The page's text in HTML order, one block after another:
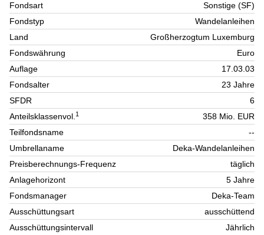
Fondsart
Sonstige (SF)
Fondstyp
Wandelanleihen
Land
Großherzogtum Luxemburg
Fondswährung
Euro
Auflage
17.03.03
Fondsalter
23 Jahre
SFDR
6
Anteilsklassenvol.1
358 Mio. EUR
Teilfondsname
--
Umbrellaname
Deka-Wandelanleihen
Preisberechnungs-Frequenz
täglich
Anlagehorizont
5 Jahre
Fondsmanager
Deka-Team
Ausschüttungsart
ausschüttend
Ausschüttungsintervall
Jährlich